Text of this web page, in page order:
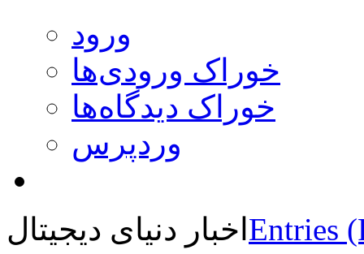
ورود
خوراک ورودی‌ها
خوراک دیدگاه‌ها
وردپرس
اخبار دنیای دیجیتال Entries